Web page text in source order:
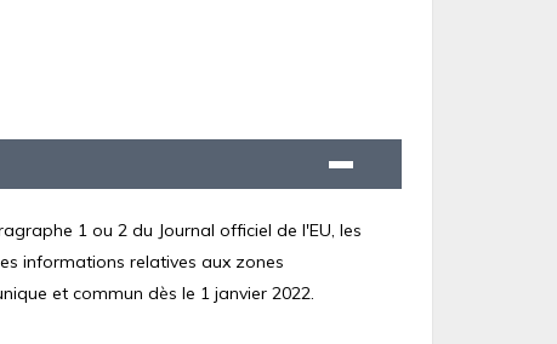
1 ou 2 du Journal officiel de l'EU, les
informations relatives aux zones
et commun dès le 1 janvier 2022.